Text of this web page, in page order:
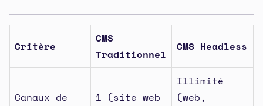
Critère
CMS
Traditionnel
CMS Headless
Canaux de
1 (site web
Illimité
(web,